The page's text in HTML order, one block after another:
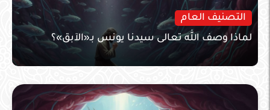
التصنيف العام
لماذا وصف الله تعالى سيدنا يونس بـ«الآبق»؟